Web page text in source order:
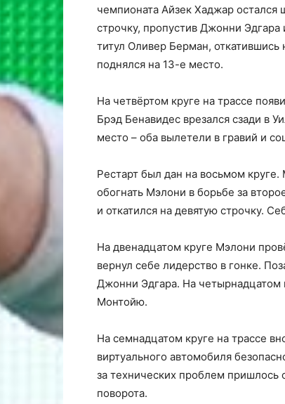
чемпионата Айзек Хаджар
строчку, пропустив Джонни
титул Оливер Берман,
поднялся на 13-е место.
На четвёртом круге на трассе
Брэд Бенавидес врезался сзади в
место – оба вылетели в гравий и
Рестарт был дан на восьмом
обогнать Мэлони в борьбе за
и откатился на девятую строчку.
На двенадцатом круге Мэлони
вернул себе лидерство в гонке.
Джонни Эдгара. На
Монтойю.
На семнадцатом круге на трассе
виртуального автомобиля
за технических проблем пришлось
поворота.